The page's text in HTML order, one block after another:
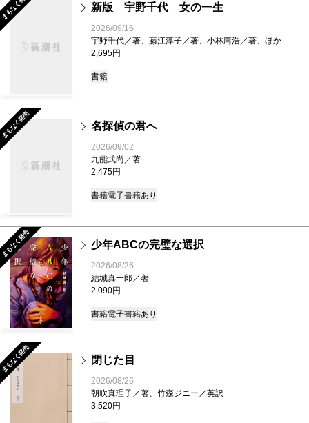
まもなく発売 新版 宇野千代 女の一生
2026/09/16
宇野千代／著、藤江淳子／著、小林庸浩／著、ほか
2,695円
書籍
まもなく発売 名探偵の君へ
2026/09/02
九能式尚／著
2,475円
書籍電子書籍あり
まもなく発売 少年ABCの完璧な選択
2026/08/26
結城真一郎／著
2,090円
書籍電子書籍あり
まもなく発売 閉じた目
2026/08/26
朝吹真理子／著、竹森ジニー／英訳
3,520円